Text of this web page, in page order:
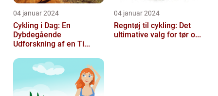
04 januar 2024
Cykling i Dag: En
Dybdegående
Udforskning af en Ti...
04 januar 2024
Regntøj til cykling: Det
ultimative valg for tør o...